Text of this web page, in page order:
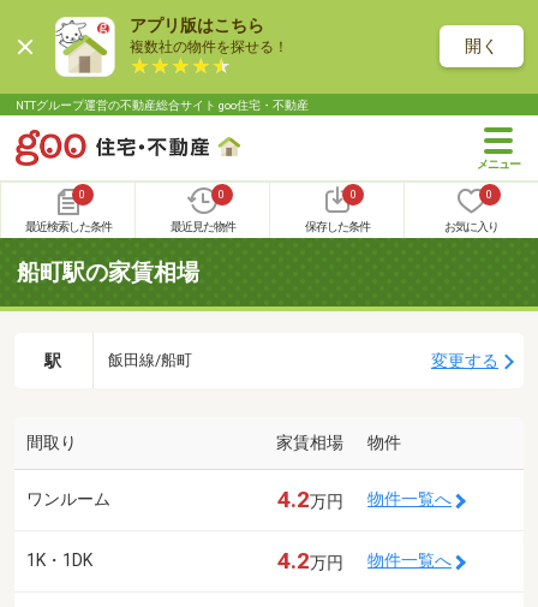
アプリ版はこちら
複数社の物件を探せる！ 開く
NTTグループ運営の不動産総合サイト goo住宅・不動産
0
最近検索した条件
0
最近見た物件
0
保存した条件
0
お気に入り
船町駅の家賃相場
駅 飯田線/船町 変更する
間取り 家賃相場 物件
ワンルーム 4.2万円 物件一覧へ
1K・1DK 4.2万円 物件一覧へ